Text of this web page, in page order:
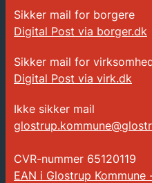
Sikker mail for borgere
Digital Post via borger.dk
Sikker mail for
Digital Post via virk.dk
Ikke sikker mail
CVR-nummer 65120119
EAN i Glostrup